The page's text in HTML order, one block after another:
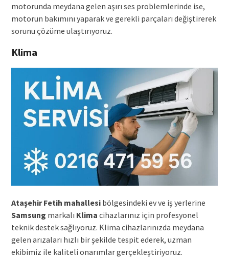
motorunda meydana gelen aşırı ses problemlerinde ise,
motorun bakımını yaparak ve gerekli parçaları değiştirerek
sorunu çözüme ulaştırıyoruz.
Klima
Ataşehir Fetih mahallesibölgesindeki ev ve iş yerlerine
Samsung markalı Klima cihazlarınız için profesyonel
teknik destek sağlıyoruz. Klima cihazlarınızda meydana
gelen arızaları hızlı bir şekilde tespit ederek, uzman
ekibimiz ile kaliteli onarımlar gerçekleştiriyoruz.